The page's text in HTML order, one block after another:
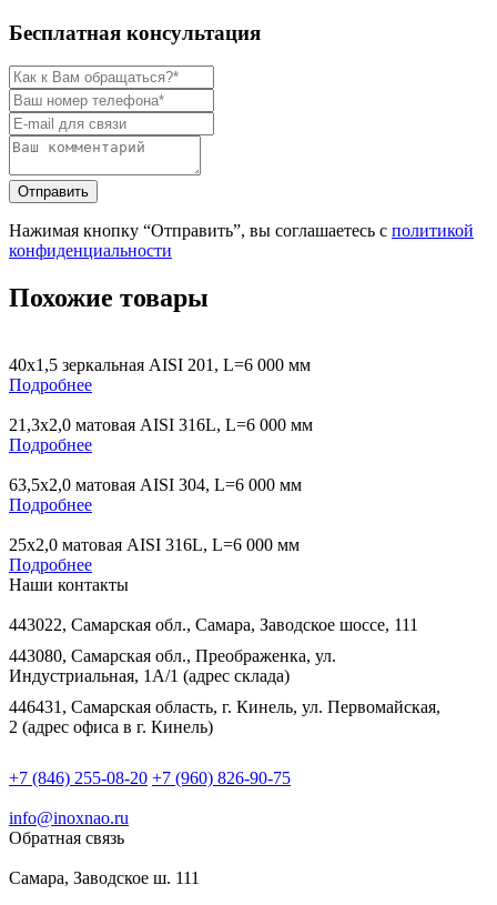
Бесплатная консультация
Нажимая кнопку “Отправить”, вы соглашаетесь с политикой
конфиденциальности
Похожие товары
40х1,5 зеркальная AISI 201, L=6 000 мм
Подробнее
21,3х2,0 матовая AISI 316L, L=6 000 мм
Подробнее
63,5х2,0 матовая AISI 304, L=6 000 мм
Подробнее
25х2,0 матовая AISI 316L, L=6 000 мм
Подробнее
Наши контакты
443022, Самарская обл., Самара, Заводское шоссе, 111
443080, Самарская обл., Преображенка, ул.
Индустриальная, 1А/1 (адрес склада)
446431, Самарская область, г. Кинель, ул. Первомайская,
2 (адрес офиса в г. Кинель)
+7 (846) 255-08-20 +7 (960) 826-90-75
info@inoxnao.ru
Обратная связь
Самара, Заводское ш. 111